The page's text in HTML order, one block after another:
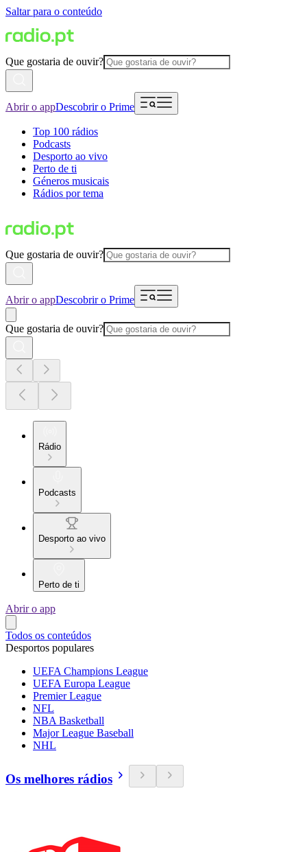
Saltar para o conteúdo
Que gostaria de ouvir?
Abrir o appDescobrir o Prime
Top 100 rádios
Podcasts
Desporto ao vivo
Perto de ti
Géneros musicais
Rádios por tema
Que gostaria de ouvir?
Abrir o appDescobrir o Prime
Que gostaria de ouvir?
Rádio
Podcasts
Desporto ao vivo
Perto de ti
Abrir o app
Todos os conteúdos
Desportos populares
UEFA Champions League
UEFA Europa League
Premier League
NFL
NBA Basketball
Major League Baseball
NHL
Os melhores rádios